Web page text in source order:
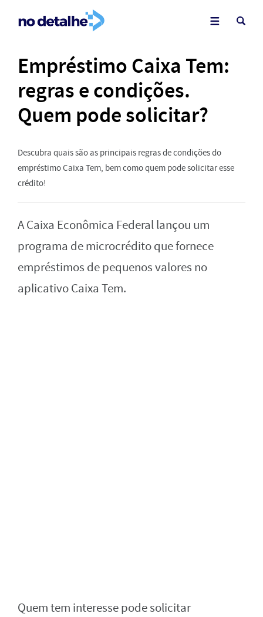
Empréstimo Caixa Tem:
regras e condições.
Quem pode solicitar?
Descubra quais são as principais regras de condições do
empréstimo Caixa Tem, bem como quem pode solicitar esse
crédito!
A Caixa Econômica Federal lançou um
programa de microcrédito que fornece
empréstimos de pequenos valores no
aplicativo Caixa Tem.
Quem tem interesse pode solicitar